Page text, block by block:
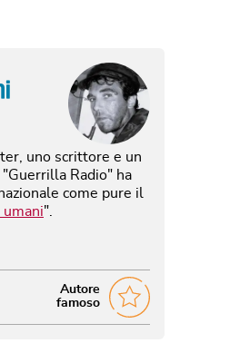
uno scrittore e un
Radio" ha
come pure il
umani".
Autore
famoso